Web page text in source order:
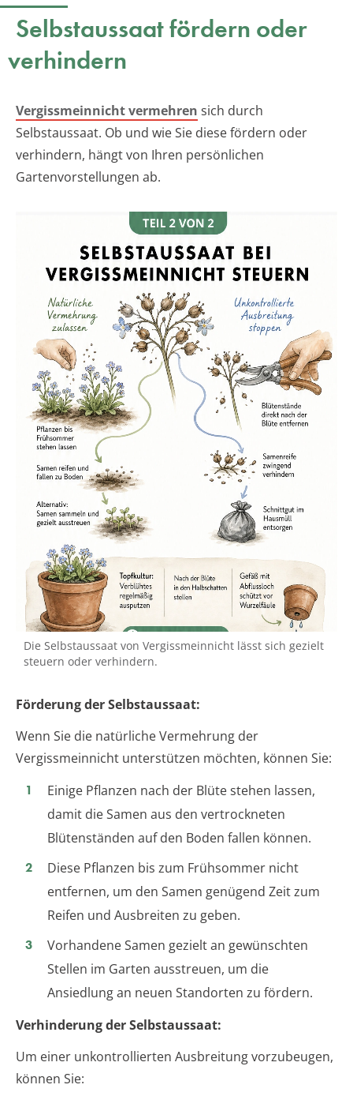
Selbstaussaat fördern oder
verhindern
Vergissmeinnicht vermehren sich durch
Selbstaussaat. Ob und wie Sie diese fördern oder
verhindern, hängt von Ihren persönlichen
Gartenvorstellungen ab.
Die Selbstaussaat von Vergissmeinnicht lässt sich gezielt
steuern oder verhindern.
Förderung der Selbstaussaat:
Wenn Sie die natürliche Vermehrung der
Vergissmeinnicht unterstützen möchten, können Sie:
Einige Pflanzen nach der Blüte stehen lassen,
damit die Samen aus den vertrockneten
Blütenständen auf den Boden fallen können.
Diese Pflanzen bis zum Frühsommer nicht
entfernen, um den Samen genügend Zeit zum
Reifen und Ausbreiten zu geben.
Vorhandene Samen gezielt an gewünschten
Stellen im Garten ausstreuen, um die
Ansiedlung an neuen Standorten zu fördern.
Verhinderung der Selbstaussaat:
Um einer unkontrollierten Ausbreitung vorzubeugen,
können Sie: